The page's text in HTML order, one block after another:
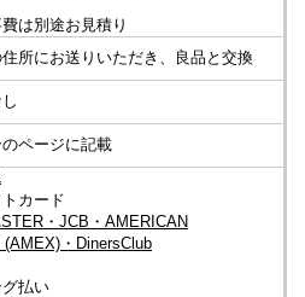
費は別途お見積り
所にお送りいただき、良品と交換
ページに記載
トカード
・JCB・AMERICAN
・DinersClub
グ払い